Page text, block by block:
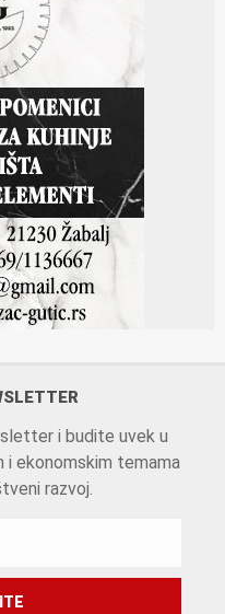
i budite uvek u
i ekonomskim temama
razvoj.